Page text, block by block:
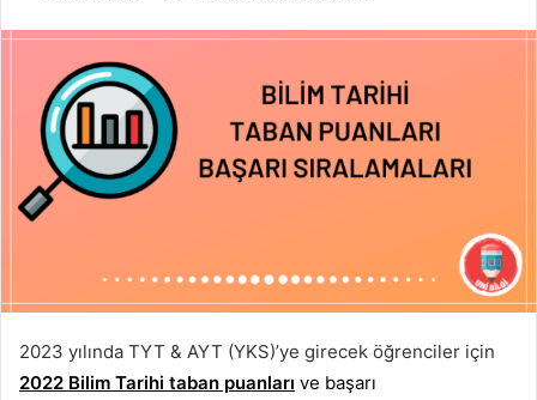
2023 yılında TYT & AYT (YKS)’ye girecek öğrenciler için
2022 Bilim Tarihi taban puanları ve başarı